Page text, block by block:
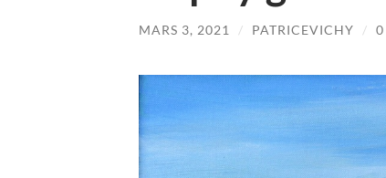
MARS 3, 2021 / PATRICEVICHY /